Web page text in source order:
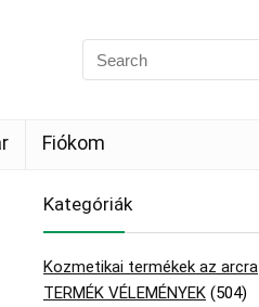
Fiókom
Kategóriák
Kozmetikai termékek az arcra
TERMÉK VÉLEMÉNYEK (504)